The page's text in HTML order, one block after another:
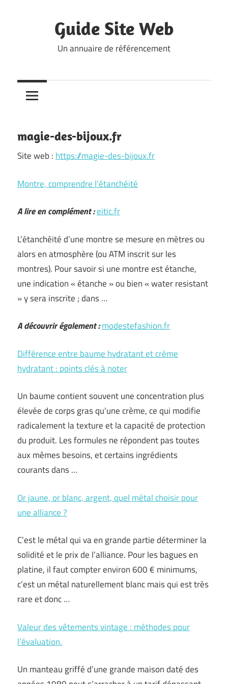
Guide Site Web
Un annuaire de référencement
magie-des-bijoux.fr
Site web : https://magie-des-bijoux.fr
Montre, comprendre l’étanchéité
A lire en complément :eitic.fr
L’étanchéité d’une montre se mesure en mètres ou
alors en atmosphère (ou ATM inscrit sur les
montres). Pour savoir si une montre est étanche,
une indication « étanche » ou bien « water resistant
» y sera inscrite ; dans …
A découvrir également :modestefashion.fr
Différence entre baume hydratant et crème
hydratant : points clés à noter
Un baume contient souvent une concentration plus
élevée de corps gras qu’une crème, ce qui modifie
radicalement la texture et la capacité de protection
du produit. Les formules ne répondent pas toutes
aux mêmes besoins, et certains ingrédients
courants dans …
Or jaune, or blanc, argent, quel métal choisir pour
une alliance ?
C’est le métal qui va en grande partie déterminer la
solidité et le prix de l’alliance. Pour les bagues en
platine, il faut compter environ 600 € minimums,
c’est un métal naturellement blanc mais qui est très
rare et donc …
Valeur des vêtements vintage : méthodes pour
l’évaluation.
Un manteau griffé d’une grande maison daté des